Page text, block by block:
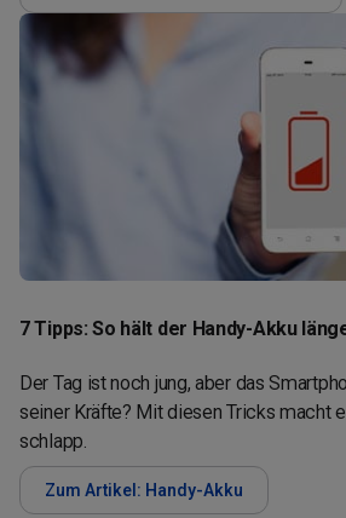
7 Tipps: So hält der Handy-Akku
Der Tag ist noch jung, aber das
seiner Kräfte? Mit diesen Tricks macht
schlapp.
Zum Artikel: Handy-Akku